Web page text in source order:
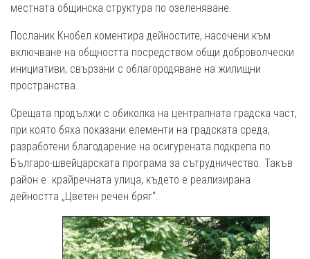
местната общинска структура по озеленяване.
Посланик Кнобел коментира дейностите, насочени към
включване на общността посредством общи доброволчески
инициативи, свързани с облагородяване на жилищни
пространства.
Срещата продължи с обиколка на централната градска част,
при която бяха показани елементи на градската среда,
разработени благодарение на осигурената подкрепа по
Българо-швейцарската програма за сътрудничество. Такъв
район е крайречната улица, където е реализирана
дейността „Цветен речен бряг“.